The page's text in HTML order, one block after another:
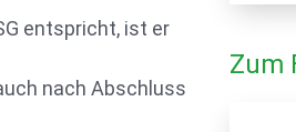
entspricht, ist er
nach Abschluss
Zum